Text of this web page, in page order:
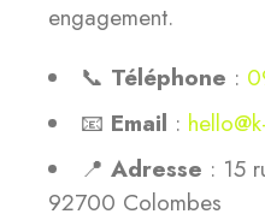
engagement.
📞 Téléphone :
📧 Email :
📍 Adresse : 15
92700 Colombes